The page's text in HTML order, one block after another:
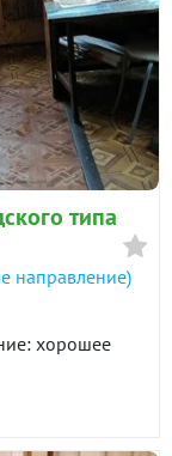
типа
направление)
хорошее